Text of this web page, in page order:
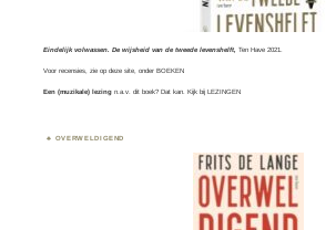
Eindelijk volwassen. De wijsheid van de tweede levenshelft, Ten Have 2021.
Voor recensies, zie op deze site, onderBOEKEN
Een (muzikale) lezing n.a.v. dit boek? Dat kan. Kijk bijLEZINGEN
OVERWELDIGEND